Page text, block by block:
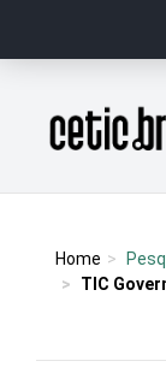
Página inicial
Home
TIC